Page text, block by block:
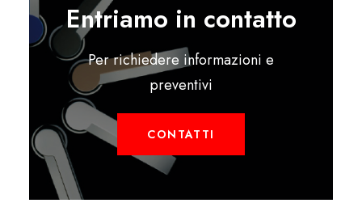
Entriamo in contatto
Per richiedere informazioni e
preventivi
CONTATTI